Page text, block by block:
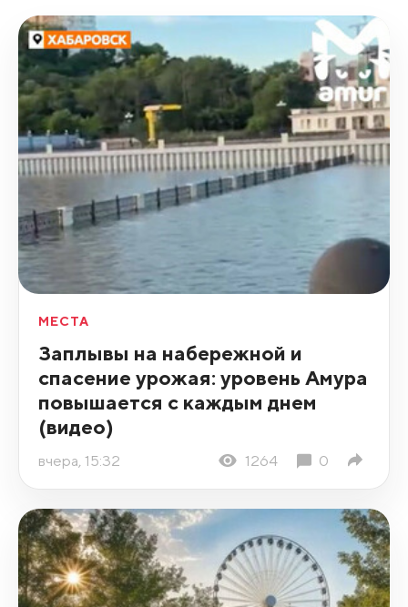
МЕСТА
Заплывы на набережной и
спасение урожая: уровень Амура
повышается с каждым днем
(видео)
вчера, 15:32 1264 0